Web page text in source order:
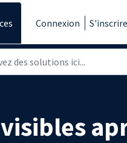
Connexion S'inscrire